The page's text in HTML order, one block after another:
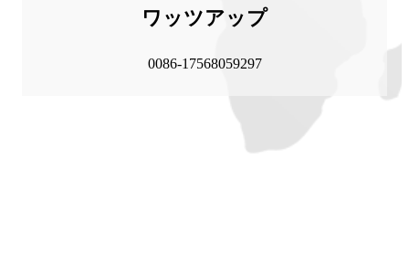
ワッツアップ
0086-17568059297